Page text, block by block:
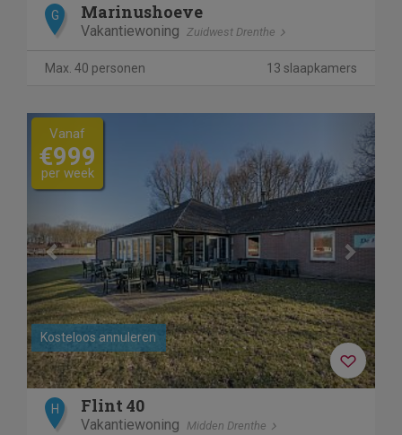
G Marinushoeve
Vakantiewoning Zuidwest Drenthe
Max. 40 personen 13 slaapkamers
Previous Next
Kosteloos annuleren
Vanaf
€999
per week
H Flint 40
Vakantiewoning Midden Drenthe